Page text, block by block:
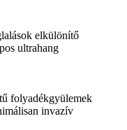
elkülönítő
ultrahang
folyadékgyülemek
invazív